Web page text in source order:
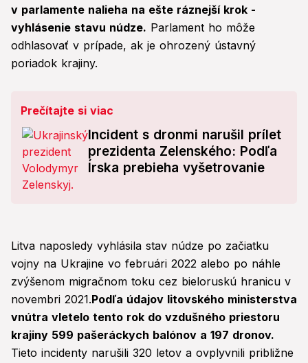
v parlamente nalieha na ešte ráznejší krok -
vyhlásenie stavu núdze. Parlament ho môže
odhlasovať v prípade, ak je ohrozený ústavný
poriadok krajiny.
Prečítajte si viac
Incident s dronmi narušil prílet
prezidenta Zelenského: Podľa
Írska prebieha vyšetrovanie
Litva naposledy vyhlásila stav núdze po začiatku
vojny na Ukrajine vo februári 2022 alebo po náhle
zvýšenom migračnom toku cez bieloruskú hranicu v
novembri 2021.Podľa údajov litovského ministerstva
vnútra vletelo tento rok do vzdušného priestoru
krajiny 599 pašeráckych balónov a 197 dronov.
Tieto incidenty narušili 320 letov a ovplyvnili približne